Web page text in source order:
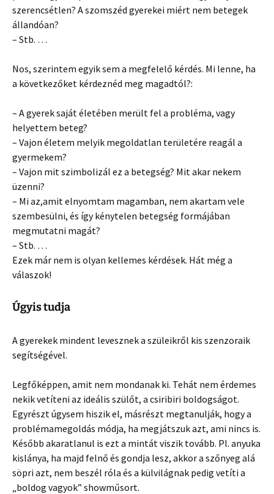
szerencsétlen? A szomszéd gyerekei miért nem betegek
állandóan?
– Stb. …
Nos, szerintem egyik sem a megfelelő kérdés. Mi lenne, ha
a következőket kérdeznéd meg magadtól?:
– A gyerek saját életében merült fel a probléma, vagy
helyettem beteg?
– Vajon életem melyik megoldatlan területére reagál a
gyermekem?
– Vajon mit szimbolizál ez a betegség? Mit akar nekem
üzenni?
– Mi az,amit elnyomtam magamban, nem akartam vele
szembesülni, és így kénytelen betegség formájában
megmutatni magát?
– Stb. …
Ezek már nem is olyan kellemes kérdések. Hát még a
válaszok!
Úgyis tudja
A gyerekek mindent levesznek a szüleikről kis szenzoraik
segítségével.
Legfőképpen, amit nem mondanak ki. Tehát nem érdemes
nekik vetíteni az ideális szülőt, a csiribiri boldogságot.
Egyrészt úgysem hiszik el, másrészt megtanulják, hogy a
problémamegoldás módja, ha megjátszuk azt, ami nincs is.
Később akaratlanul is ezt a mintát viszik tovább. Pl. anyuka
kislánya, ha majd felnő és gondja lesz, akkor a szőnyeg alá
söpri azt, nem beszél róla és a külvilágnak pedig vetíti a
„boldog vagyok” showműsort.